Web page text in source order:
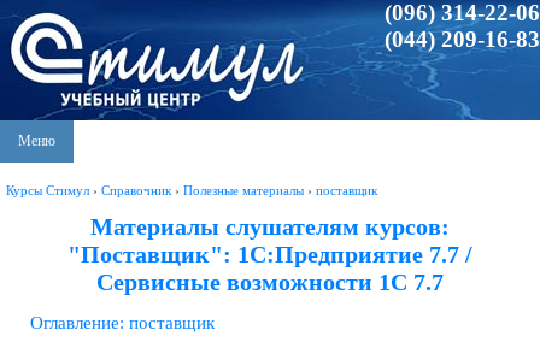
(096) 314-22-06
(044) 209-16-83
Меню
Курсы Стимул › Справочник › Полезные материалы › поставщик
Материалы слушателям курсов:
"Поставщик": 1С:Предприятие 7.7 /
Сервисные возможности 1С 7.7
Оглавление: поставщик